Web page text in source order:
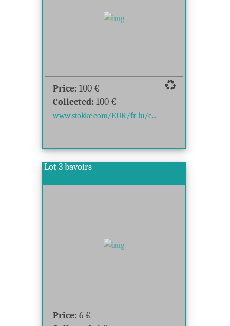
recycling
Price: 100 €
Collected: 100 €
www.stokke.com/EUR/fr-lu/c...
Lot 3 bavoirs
Price: 6 €